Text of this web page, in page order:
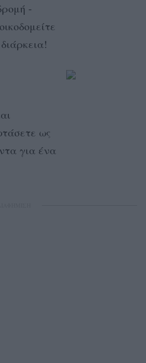
-
ως
για ένα